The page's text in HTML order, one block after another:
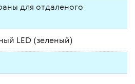
для отдаленого
LED (зеленый)